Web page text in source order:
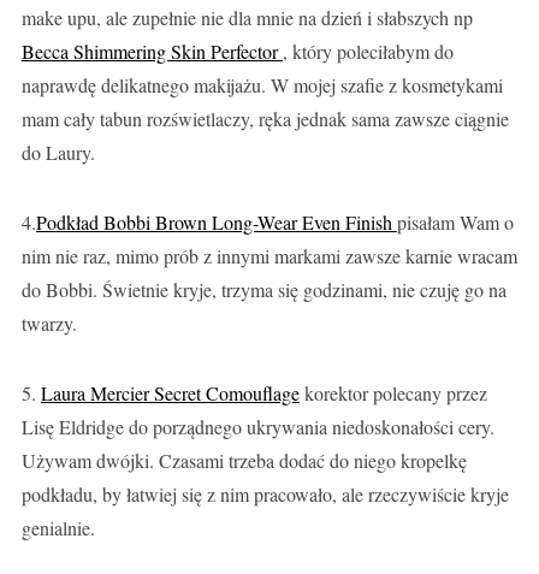
make upu, ale zupełnie nie dla mnie na dzień i słabszych np
Becca Shimmering Skin Perfector, który poleciłabym do
naprawdę delikatnego makijażu. W mojej szafie z kosmetykami
mam cały tabun rozświetlaczy, ręka jednak sama zawsze ciągnie
do Laury.
4.Podkład Bobbi Brown Long-Wear Even Finish pisałam Wam o
nim nie raz, mimo prób z innymi markami zawsze karnie wracam
do Bobbi. Świetnie kryje, trzyma się godzinami, nie czuję go na
twarzy.
5. Laura Mercier Secret Comouflagekorektor polecany przez
Lisę Eldridge do porządnego ukrywania niedoskonałości cery.
Używam dwójki. Czasami trzeba dodać do niego kropelkę
podkładu, by łatwiej się z nim pracowało, ale rzeczywiście kryje
genialnie.